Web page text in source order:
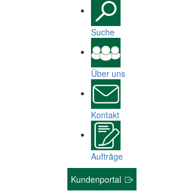
Suche
Über uns
Kontakt
Aufträge
Kundenportal